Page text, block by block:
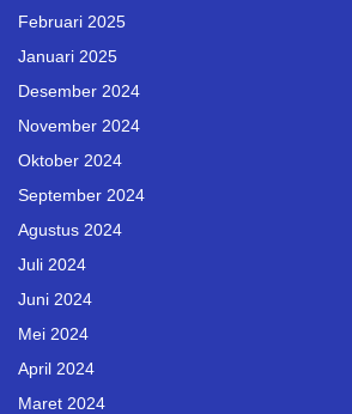
Februari 2025
Januari 2025
Desember 2024
November 2024
Oktober 2024
September 2024
Agustus 2024
Juli 2024
Juni 2024
Mei 2024
April 2024
Maret 2024